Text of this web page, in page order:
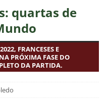
quartas de
FRANCESES E
PRÓXIMA FASE DO
DA PARTIDA.